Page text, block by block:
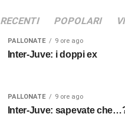
RECENTI POPOLARI
PALLONATE 9 ore ago
Inter-Juve: i doppi ex
PALLONATE 9 ore ago
Inter-Juve: sapevate